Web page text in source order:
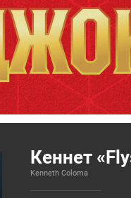
Кеннет
Kenneth Coloma